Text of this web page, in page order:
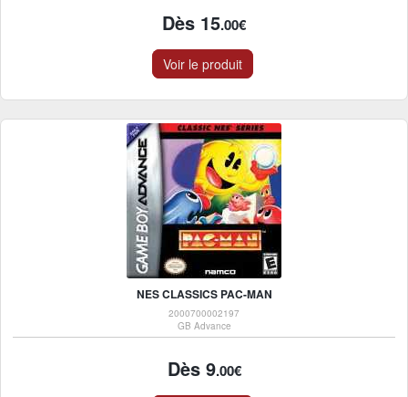
Dès 15.00€
Voir le produit
NES CLASSICS PAC-MAN
2000700002197
GB Advance
Dès 9.00€